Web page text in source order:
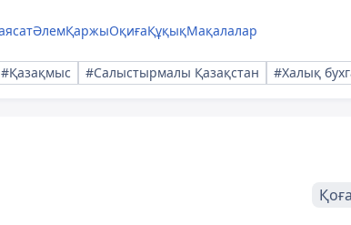
ӘлемҚаржыОқиғаҚұқықМақалалар
#Қазақмыс #Салыстырмалы Қазақстан #Халық